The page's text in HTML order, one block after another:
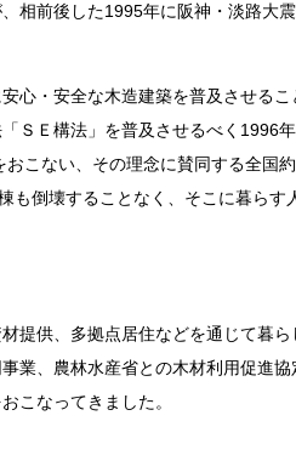
相前後した1995年に阪神・淡路大
心・安全な木造建築を普及させるこ
ＳＥ構法」を普及させるべく 1996
こない、その理念に賛同する全国約
も倒壊することなく、そこに暮らす
提供、多拠点居住などを通じて暮ら
業、農林水産省との木材利用促進
こなってきました。